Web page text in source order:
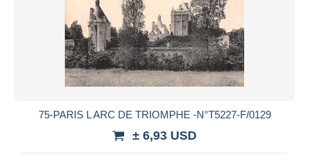
75-PARIS L ARC DE TRIOMPHE -N°T5227-F/0129
± 6,93 USD